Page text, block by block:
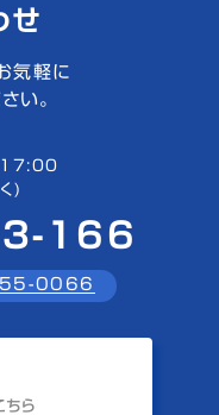
せ
気軽に
い。
17:00
)
166
0066
ちら